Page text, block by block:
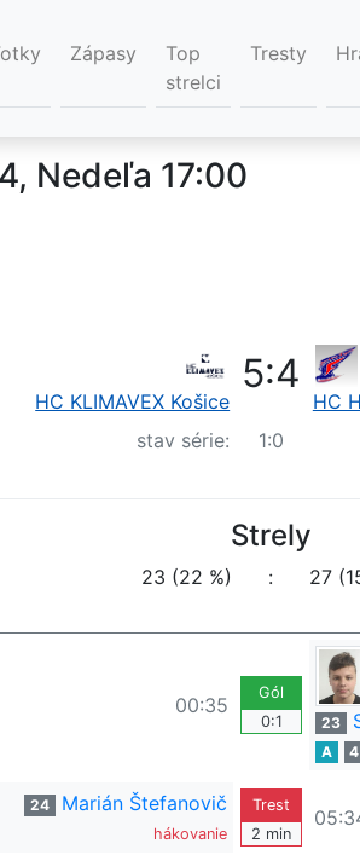
Zápasy
Top
strelci
Tresty
Nedeľa 17:00
HC KLIMAVEX Košice
5:4
HC
stav série:
1:0
Strely
23 (22 %) : 27
00:35
Gól
0:1
23
A 4
24 Marián Štefanovič
hákovanie
Trest
2 min